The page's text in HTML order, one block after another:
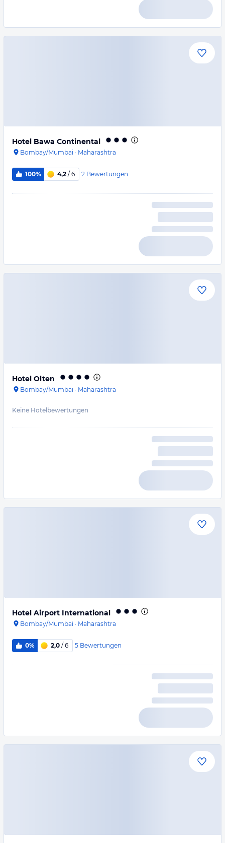
Hotel Bawa Continental
Bombay/Mumbai · Maharashtra
100% 4,2 / 6 2 Bewertungen
Hotel Olten
Bombay/Mumbai · Maharashtra
Keine Hotelbewertungen
Hotel Airport International
Bombay/Mumbai · Maharashtra
0% 2,0 / 6 5 Bewertungen